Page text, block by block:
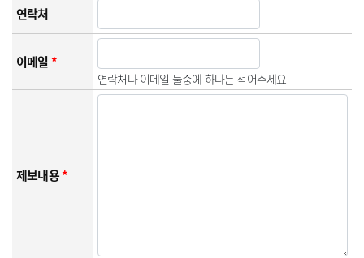
연락처
이메일*
연락처나 이메일 둘중에 하나는 적어주세요
제보내용*